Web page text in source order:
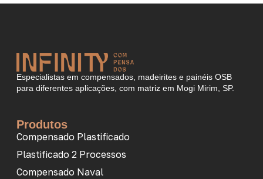
Especialistas em compensados, madeirites e painéis OSB
para diferentes aplicações, com matriz em Mogi Mirim, SP.
Produtos
Compensado Plastificado
Plastificado 2 Processos
Compensado Naval